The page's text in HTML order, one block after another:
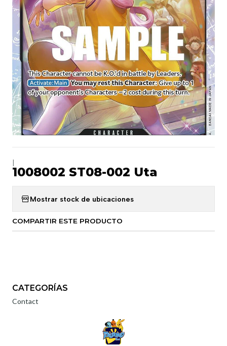
1008002 ST08-002 Uta
Mostrar stock de ubicaciones
COMPARTIR ESTE PRODUCTO
CATEGORÍAS
Contact